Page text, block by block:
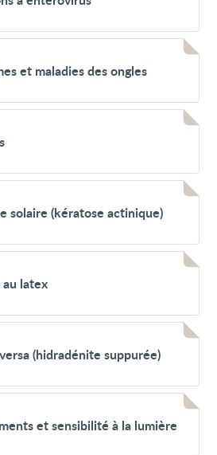
et maladies des ongles
solaire (kératose actinique)
latex
(hidradénite suppurée)
et sensibilité à la lumière